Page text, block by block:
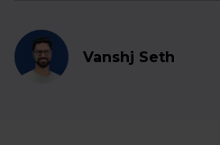
Vanshj Seth